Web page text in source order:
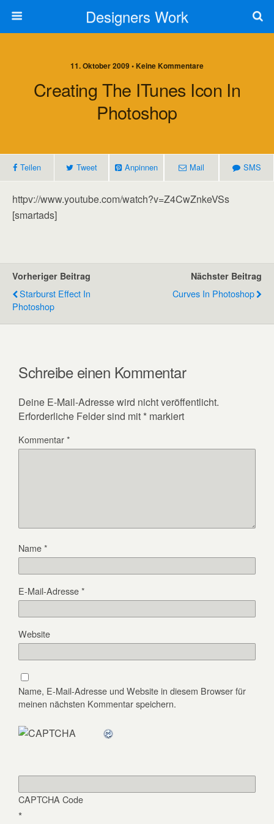
Designers Work
11. Oktober 2009 • Keine Kommentare
Creating The ITunes Icon In
Photoshop
Teilen Tweet Anpinnen Mail SMS
httpv://www.youtube.com/watch?v=Z4CwZnkeVSs
[smartads]
Vorheriger Beitrag
Starburst Effect In
Photoshop
Nächster Beitrag
Curves In Photoshop
Schreibe einen Kommentar
Deine E-Mail-Adresse wird nicht veröffentlicht.
Erforderliche Felder sind mit * markiert
Kommentar*
Name*
E-Mail-Adresse*
Website
Name, E-Mail-Adresse und Website in diesem Browser für
meinen nächsten Kommentar speichern.
CAPTCHA Code
*